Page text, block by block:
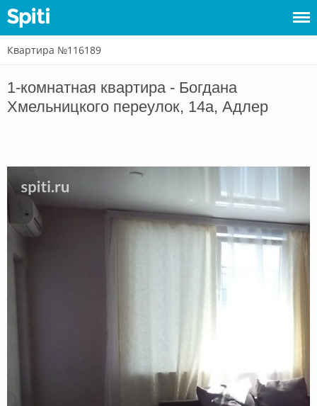
Войти
Сдать
Квартира №116189
1-комнатная квартира - Богдана
Хмельницкого переулок, 14а, Адлер